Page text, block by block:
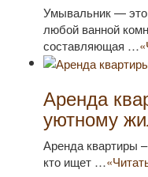
Умывальник —
любой ванной
составляющая …
Аренда
уютному
Аренда квартиры
кто ищет …